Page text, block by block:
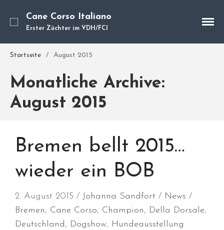
Würfe
Hundevermittlung
Blog
Cane Corso Italiano
Erster Züchter im VDH/FCI
Startseite / August 2015
Monatliche Archive:
August 2015
Bremen bellt 2015…
wieder ein BOB
2. August 2015 Johanna Sandfort
News
Bremen, Cane Corso, Champion, Della Dorsale,
Deutschland, Dogshow, Hundeausstellung